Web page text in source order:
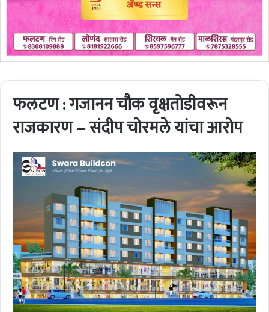
फलटण : गजानन चौक वृक्षतोडीवरून
राजकारण – संदीप चोरमले यांचा आरोप